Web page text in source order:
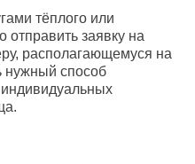
тёплого или
отправить заявку на
располагающемуся на
нужный способ